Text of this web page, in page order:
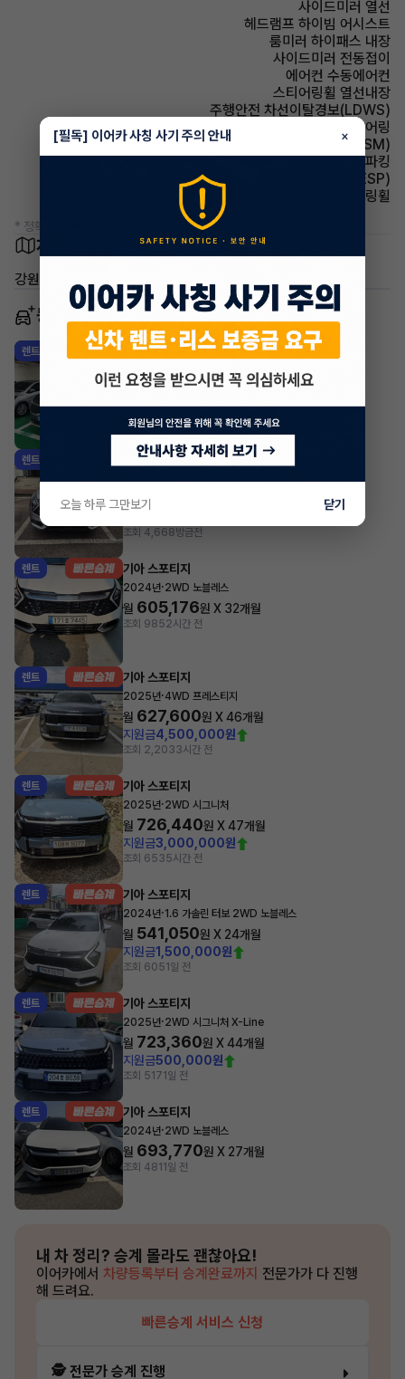
사이드미러 열선
헤드램프 하이빔 어시스트
룸미러 하이패스 내장
사이드미러 전동접이
에어컨 수동에어컨
스티어링휠 열선내장
주행안전 차선이탈경보(LDWS)
스티어링휠 텔레스코픽 스티어링
주행안전 샤시 통합 제어 시스템(VSM)
파킹 전자식 파킹
주행안전 차체자세제어장치(VDC,ESC,ESP)
스티어링휠 가죽스티어링휠
* 정확한 정보는 판매자와 반드시 확인하시기 바랍니다.
차량 위치
강원특별자치도 홍천군 홍천읍 희망리
동일 차종 이어카
렌트 기아 스포티지
2026년· 2WD 시그니처
516,450 원 X 54 개월
조회 2,653방금전
렌트 기아 스포티지
2024년·1.6 가솔린 터보 2WD 시그니처
월486,520
조회 4,668방금전
렌트 기아 스포티지
2024년·2WD 노블레스
월 605,176원 X 32개월
조회 9852시간 전
렌트 기아 스포티지
2025년·4WD 프레스티지
월 627,600원 X46개월
지원금4,500,000원
조회 2,2033시간 전
렌트 기아 스포티지
2025년·2WD 시그니처
월 726,440원 X47개월
지원금3,000,000원
조회 6535시간 전
렌트 기아 스포티지
2024년·1.6 가솔린 터보 2WD 노블레스
월 541,050원 X 24개월
지원금1,500,000원
조회 6051일 전
렌트 기아 스포티지
2025년·2WD 시그니처 X-Line
월 723,360원 X44개월
지원금500,000원
조회 5171일 전
렌트 기아 스포티지
2024년·2WD 노블레스
월 693,770원 X 27개월
조회 481 1일 전
내 차 정리? 승계 몰라도 괜찮아요!
이어카에서 차량등록부터 승계완료까지 전문가가 다 진행
해 드려요.
빠른승계 서비스 신청
🕵️ 전문가 승계 진행
[필독] 이어카 사칭 사기 주의 안내 ×
오늘 하루 그만보기 닫기